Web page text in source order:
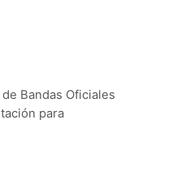
Bandas Oficiales
para